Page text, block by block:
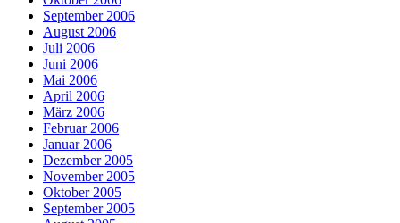
September 2006
August 2006
Juli 2006
Juni 2006
Mai 2006
April 2006
März 2006
Februar 2006
Januar 2006
Dezember 2005
November 2005
Oktober 2005
September 2005